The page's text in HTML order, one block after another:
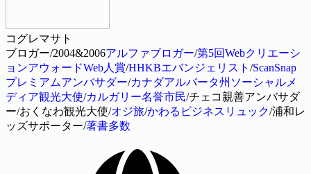
コグレマサト
ブロガー/2004&2006アルファブロガー/第5回Webクリエーシ
ョンアウォードWeb人賞/HHKBエバンジェリスト /ScanSnap
プレミアムアンバサダー/カナダアルバータ州ソーシャルメ
ディア観光大使/カルガリー名誉市民/チェコ親善アンバサダ
ー/おくなわ観光大使/オジ旅/かわるビジネスリュック/浦和レ
ッズサポーター/著書多数